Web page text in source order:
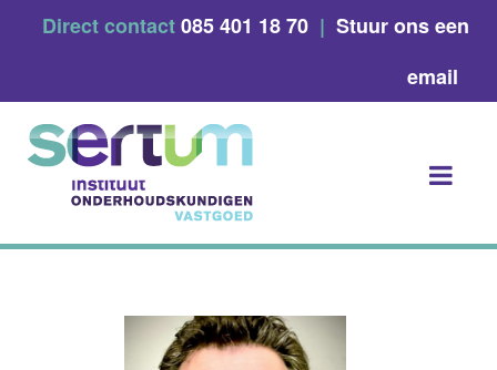
Direct contact085 401 18 70 | Stuur ons een
email